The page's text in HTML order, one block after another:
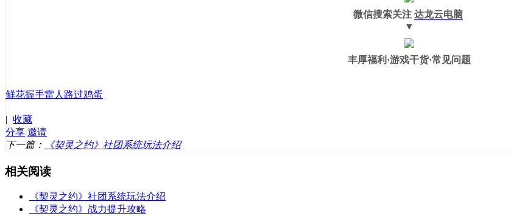
微信搜索关注 达龙云电脑
▼
丰厚福利 ·游戏干货·常见问题
鲜花握手雷人 路过鸡蛋
| 收藏
分享 邀请
下一篇：
《契灵之约》社团系统玩法介绍
相关阅读
《契灵之约》社团系统玩法介绍
《契灵之约》战力提升攻略